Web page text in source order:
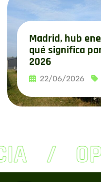
Madrid, hub
qué significa
2026
22/06/2026
Leer más